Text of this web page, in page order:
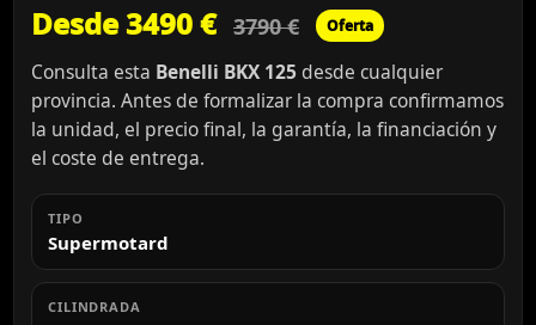
Desde 3490 € 3790 € Oferta
Consulta esta Benelli BKX 125 desde cualquier
provincia. Antes de formalizar la compra confirmamos
la unidad, el precio final, la garantía, la financiación y
el coste de entrega.
TIPO
Supermotard
CILINDRADA